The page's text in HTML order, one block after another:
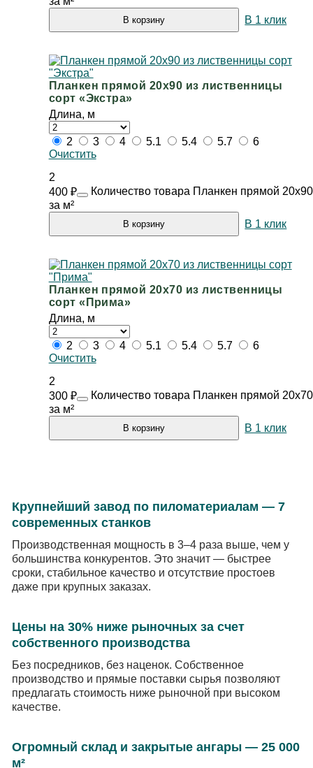
В корзину В 1 клик
Планкен прямой 20х90 из лиственницы
сорт «Экстра»
Длина, м
2 3 4 5.1 5.4 5.7
6
Очистить
2
400 ₽
за м²
Количество товара Планкен прямой
В корзину В 1 клик
Планкен прямой 20х70 из лиственницы
сорт «Прима»
Длина, м
2 3 4 5.1 5.4 5.7
6
Очистить
2
300 ₽
за м²
Количество товара Планкен прямой
В корзину В 1 клик
Крупнейший завод по пиломатериалам — 7
современных станков
Производственная мощность в 3–4 раза выше, чем у
большинства конкурентов. Это значит — быстрее
сроки, стабильное качество и отсутствие простоев
даже при крупных заказах.
Цены на 30% ниже рыночных за счет
собственного производства
Без посредников, без наценок. Собственное
производство и прямые поставки сырья позволяют
предлагать стоимость ниже рыночной при высоком
качестве.
Огромный склад и закрытые ангары — 25 000
м²